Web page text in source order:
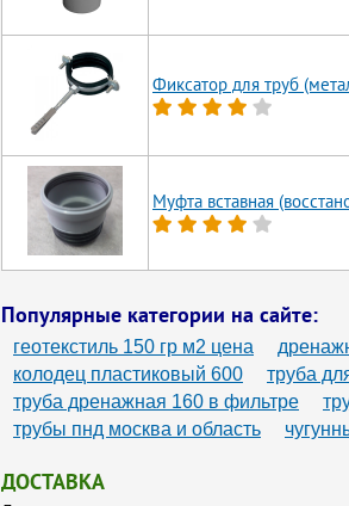
Фиксатор для труб
Муфта вставная
Популярные категории на сайте:
геотекстиль 150 гр м2 цена
колодец пластиковый 600
труба
труба дренажная 160 в фильтре
трубы пнд москва и область
ДОСТАВКА